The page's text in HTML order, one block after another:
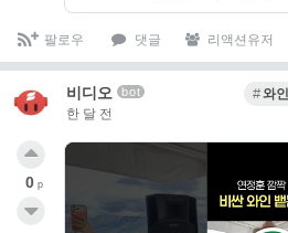
팔로우 댓글 리액션유저
비디오 bot
한 달 전
와인
0 p